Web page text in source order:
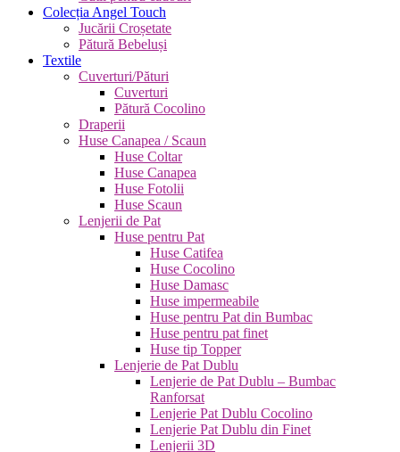
Colecția Angel Touch
Jucării Croșetate
Pătură Bebeluși
Textile
Cuverturi/Pături
Cuverturi
Pătură Cocolino
Draperii
Huse Canapea / Scaun
Huse Coltar
Huse Canapea
Huse Fotolii
Huse Scaun
Lenjerii de Pat
Huse pentru Pat
Huse Catifea
Huse Cocolino
Huse Damasc
Huse impermeabile
Huse pentru Pat din Bumbac
Huse pentru pat finet
Huse tip Topper
Lenjerie de Pat Dublu
Lenjerie de Pat Dublu – Bumbac
Ranforsat
Lenjerie Pat Dublu Cocolino
Lenjerie Pat Dublu din Finet
Lenjerii 3D